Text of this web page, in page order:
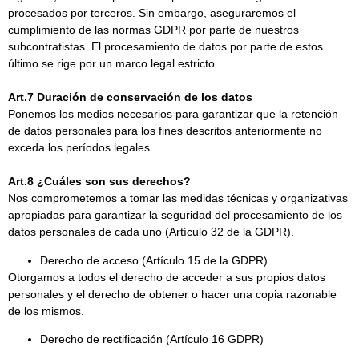
procesados por terceros. Sin embargo, aseguraremos el
cumplimiento de las normas GDPR por parte de nuestros
subcontratistas. El procesamiento de datos por parte de estos
último se rige por un marco legal estricto.
Art.7 Duración de conservación de los datos
Ponemos los medios necesarios para garantizar que la retención
de datos personales para los fines descritos anteriormente no
exceda los períodos legales.
Art.8 ¿Cuáles son sus derechos?
Nos comprometemos a tomar las medidas técnicas y organizativas
apropiadas para garantizar la seguridad del procesamiento de los
datos personales de cada uno (Artículo 32 de la GDPR).
Derecho de acceso (Artículo 15 de la GDPR)
Otorgamos a todos el derecho de acceder a sus propios datos
personales y el derecho de obtener o hacer una copia razonable
de los mismos.
Derecho de rectificación (Artículo 16 GDPR)